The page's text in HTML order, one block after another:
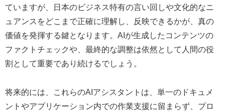
ていますが、日本のビジネス特有の言い回しや文化的なニ
ュアンスをどこまで正確に理解し、反映できるかが、真の
価値を発揮する鍵となります。AIが生成したコンテンツの
ファクトチェックや、最終的な調整は依然として人間の役
割として重要であり続けるでしょう。
将来的には、これらのAIアシスタントは、単一のドキュメ
ントやアプリケーション内での作業支援に留まらず、プロ